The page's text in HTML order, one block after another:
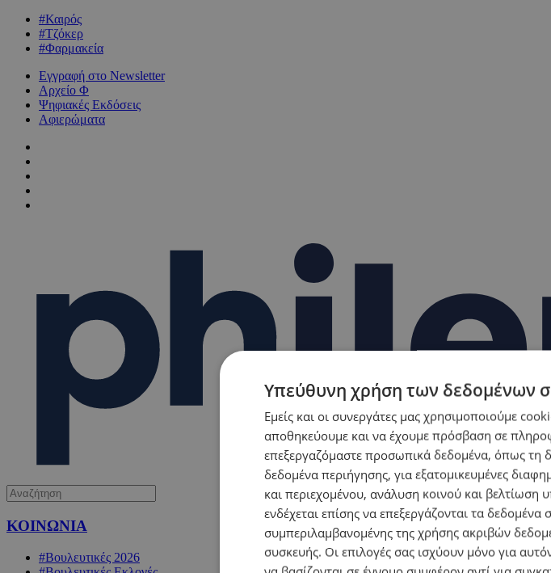
#Καιρός
#Τζόκερ
#Φαρμακεία
Εγγραφή στο Newsletter
Αρχείο Φ
Ψηφιακές Εκδόσεις
Αφιερώματα
ΚΟΙΝΩΝΙΑ
#Βουλευτικές 2026
Υπεύθυνη χρήση των δεδομένων
Εμείς και οι συνεργάτες μας χρησιμοποιούμε
αποθηκεύουμε και να έχουμε πρόσβαση σε
επεξεργαζόμαστε προσωπικά δεδομένα, όπως τη
δεδομένα περιήγησης, για εξατομικευμένες
και περιεχομένου, ανάλυση κοινού και βελτίωση
ενδέχεται επίσης να επεξεργάζονται τα
συμπεριλαμβανομένης της χρήσης ακριβών
συσκευής. Οι επιλογές σας ισχύουν μόνο για